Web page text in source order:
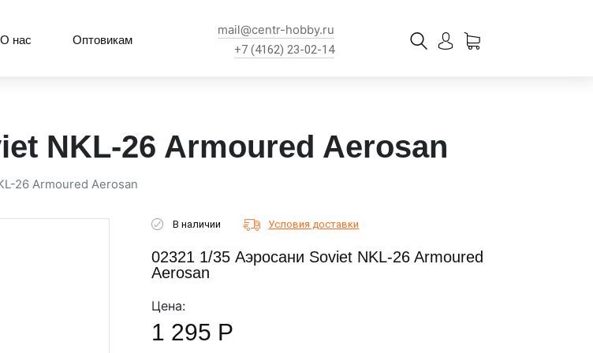
О нас Оптовикам
mail@centr-hobby.ru
+7 (4162) 23-02-14
NKL-26 Armoured Aerosan
26 Armoured Aerosan
В наличии Условия доставки
02321 1/35 Аэросани Soviet NKL-26 Armoured
Aerosan
Цена:
1 295 Р